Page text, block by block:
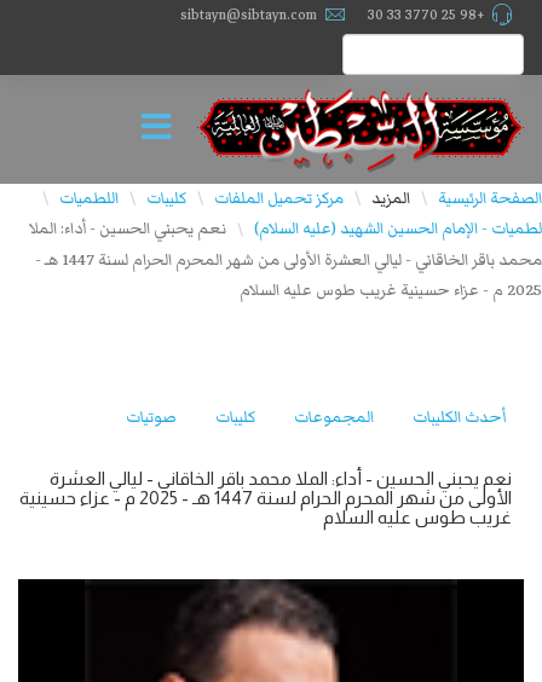
+98 25 3770 33 30
sibtayn@sibtayn.com
الصفحة الرئيسية \ المزيد \ مركز تحميل الملفات \ كليبات \ اللطميات \
لطميات - الإمام الحسين الشهيد (عليه السلام) \ نعم يحبني الحسين - أداء: الملا
محمد باقر الخاقاني - ليالي العشرة الأولى من شهر المحرم الحرام لسنة 1447 هـ -
2025 م - عزاء حسينية غريب طوس عليه السلام
أحدث الكليبات المجموعات كليبات صوتيات
نعم يحبني الحسين - أداء: الملا محمد باقر الخاقاني - ليالي العشرة
الأولى من شهر المحرم الحرام لسنة 1447 هـ - 2025 م - عزاء حسينية
غريب طوس عليه السلام